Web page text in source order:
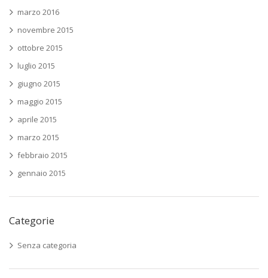
marzo 2016
novembre 2015
ottobre 2015
luglio 2015
giugno 2015
maggio 2015
aprile 2015
marzo 2015
febbraio 2015
gennaio 2015
Categorie
Senza categoria